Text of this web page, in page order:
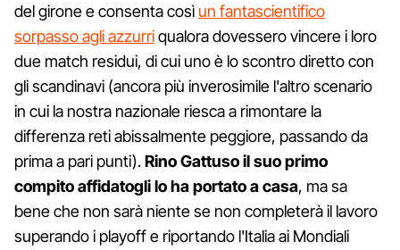
del girone e consenta così un fantascientifico
sorpasso agli azzurriqualora dovessero vincere i loro
due match residui, di cui uno è lo scontro diretto con
gli scandinavi (ancora più inverosimile l'altro scenario
in cui la nostra nazionale riesca a rimontare la
differenza reti abissalmente peggiore, passando da
prima a pari punti).Rino Gattuso il suo primo
compito affidatogli lo ha portato a casa, ma sa
bene che non sarà niente se non completerà il lavoro
superando i playoff e riportando l'Italia ai Mondiali